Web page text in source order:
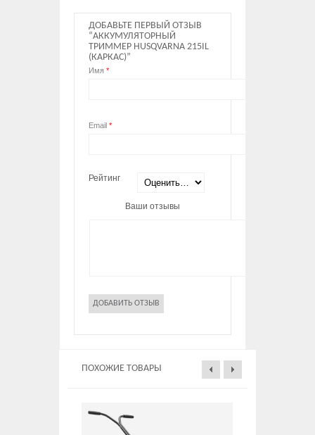
ДОБАВЬТЕ ПЕРВЫЙ ОТЗЫВ
“АККУМУЛЯТОРНЫЙ
ТРИММЕР HUSQVARNA 215IL
(КАРКАС)”
Имя *
Email *
Рейтинг
Ваши отзывы
ПОХОЖИЕ ТОВАРЫ